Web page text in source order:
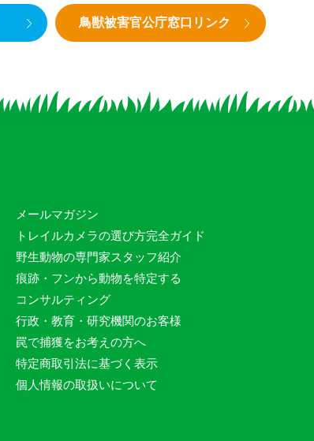
鳥獣被害官公庁窓口リンク
メールマガジン
トレイルカメラの選び方完全ガイド
野生動物の専門家スタッフ紹介
痕跡・フンから動物を特定する
コンサルティング
行政・教育・研究機関のお客様
罠で捕獲をお考えの方へ
特定商取引法に基づく表示
個人情報の取扱いについて